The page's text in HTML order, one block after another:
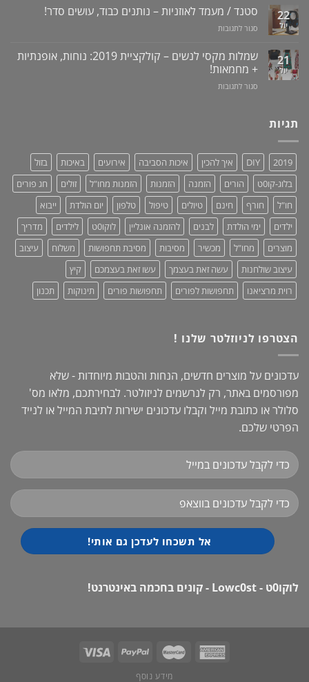
/
תערובת
צמחים
וידאו
למניעת
שכחת
ילדים
מוצר
גאוני
ומציל
חיים!
22
יול
סטנד / מעמד לאוזניות – נותנים כבוד, עושים סדר!
סגור לתגובות
/
מעמד
לאוזניות
–
21
יול
שמלות מקסי לנשים – קולקציית 2019: נוחות, אופנתיות
+ מחמאות!
סגור לתגובות
2019:
נוחות,
אופנתיות
+
מחמאות!
תגיות
2019
DIY איך להכין איכות הסביבה אירועים באיכות
בזול
בלוג-קו0ט
הורים הזמנה הזמנות הזמנות מחו"ל זולים
חג פורים
חו"ל
חורף חינם טיולים טיפול טלפון יום הולדת
ייבוא
ילדים
ימי הולדת לבנים להזמנה אונליין לוקו0ט לילדים
מדריך
מוצרים
מחו"ל מכשיר מסיבות מסיבת תחפושות משלוח
עיצוב
עיצוב שולחנות
עשה זאת בעצמך עשו זאת בעצמכם
קיץ
רוית מרציאנו
תחפושות לפורים תחפושות פורים תינוקות תכנון
הצטרפו לניוזלטר שלנו !
עדכונים על מוצרים חדשים, הנחות והטבות מיוחדות - שלא
מפורסמים באתר, רק לנרשמים לניזולטר. לבחירתכם, מלאו מס'
סלולר או כתובת מייל וקבלו עדכונים ישירות לתיבת המייל או לנייד
הפרטי שלכם.
לוקו0ט - Lowc0st - קונים בחכמה באינטרנט!
מידע נוסף